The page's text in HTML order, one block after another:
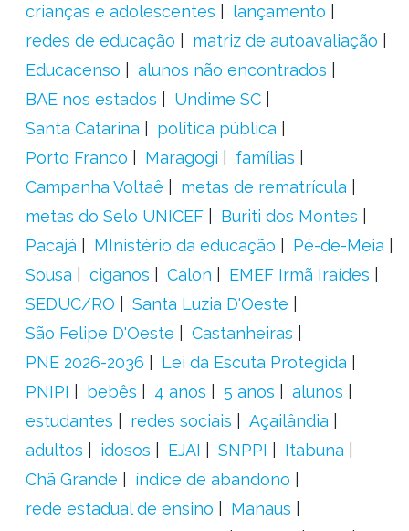
crianças e adolescentes
lançamento
redes de educação
matriz de autoavaliação
Educacenso
alunos não encontrados
BAE nos estados
Undime SC
Santa Catarina
política pública
Porto Franco
Maragogi
famílias
Campanha Voltaê
metas de rematrícula
metas do Selo UNICEF
Buriti dos Montes
Pacajá
MInistério da educação
Pé-de-Meia
Sousa
ciganos Calon
EMEF Irmã Iraídes
SEDUC/RO
Santa Luzia D'Oeste
São Felipe D'Oeste
Castanheiras
PNE 2026-2036
Lei da Escuta Protegida
PNIPI
bebês 4 anos 5 anos
alunos
estudantes
redes sociais
Açailândia
adultos
idosos EJAI SNPPI
Itabuna
Chã Grande
índice de abandono
rede estadual de ensino
Manaus